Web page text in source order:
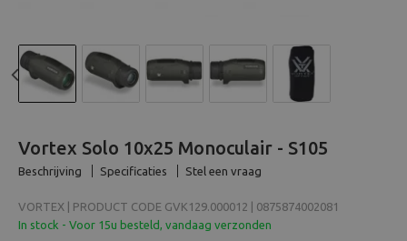
Analoog
Previous
Vortex Solo 10x25 Monoculair - S105
Beschrijving Specificaties Stel een vraag
VORTEX | PRODUCT CODE GVK129.000012 | 0875874002081
In stock - Voor 15u besteld, vandaag verzonden